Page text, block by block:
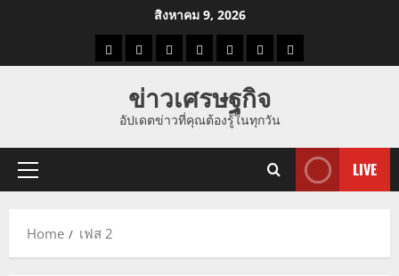
สิงหาคม 9, 2026
ราคาแนว
ราคา
ทอง
ข่าว
นี้
ข่าว
ดูด
ที่
ผู้ชาย
ข่าวเศรษฐกิจ
อัปเดตข่าวที่คุณต้องรู้ในทุกวัน
Primary
LIVE
Home เฟส 2